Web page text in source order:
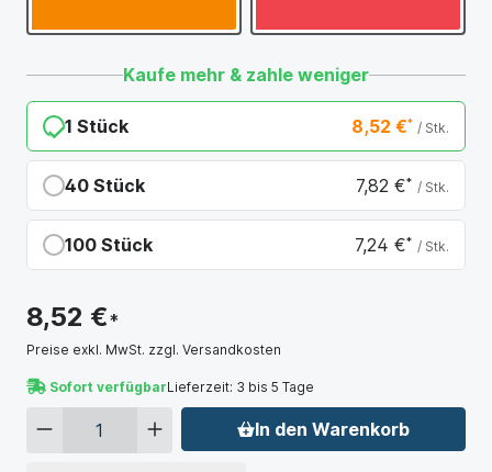
Kaufe mehr & zahle weniger
1 Stück 8,52 €* / Stk.
40 Stück 7,82 €* / Stk.
100 Stück 7,24 €* / Stk.
8,52 €*
Preise exkl. MwSt. zzgl. Versandkosten
Sofort verfügbarLieferzeit: 3 bis 5 Tage
In den Warenkorb